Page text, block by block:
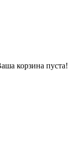
корзина пуста!